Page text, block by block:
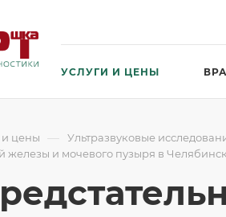
УСЛУГИ И ЦЕНЫ
и цены —
Ультразвуковые
железы и мочевого пузыря в